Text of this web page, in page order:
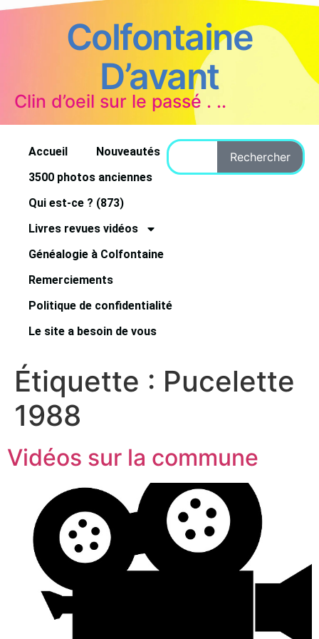
Colfontaine
D’avant
Clin d’oeil sur le passé . ..
Accueil
Nouveautés
3500 photos anciennes
Qui est-ce ? (873)
Livres revues vidéos
Généalogie à Colfontaine
Remerciements
Politique de confidentialité
Le site a besoin de vous
Rechercher
Étiquette : Pucelette
1988
Vidéos sur la commune